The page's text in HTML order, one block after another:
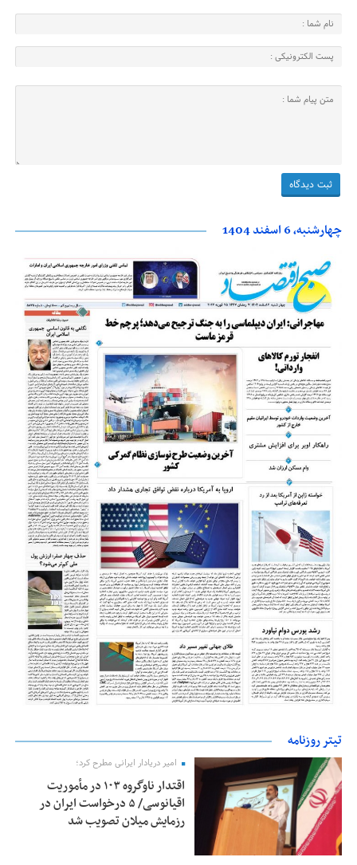
چهارشنبه، 6 اسفند 1404
تیتر روزنامه
امیر دریادار ایرانی مطرح کرد؛
اقتدار ناوگروه ۱۰۳ در مأموریت‌
اقیانوسی/ ۵ درخواست ایران در
رزمایش میلان تصویب شد